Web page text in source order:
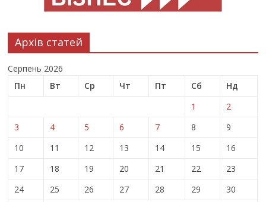
Архів статей
Серпень 2026
Пн
Вт Ср Чт Пт Сб
Нд
1
2
3
4 5 6 7 8
9
10
11 12 13 14 15
16
17
18 19 20 21 22
23
24
25 26 27 28 29
30